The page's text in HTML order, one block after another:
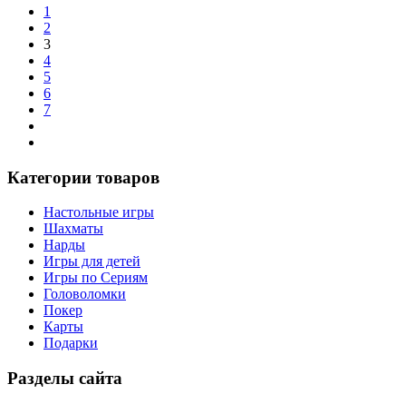
1
2
3
4
5
6
7
Категории товаров
Настольные игры
Шахматы
Нарды
Игры для детей
Игры по Сериям
Головоломки
Покер
Карты
Подарки
Разделы сайта